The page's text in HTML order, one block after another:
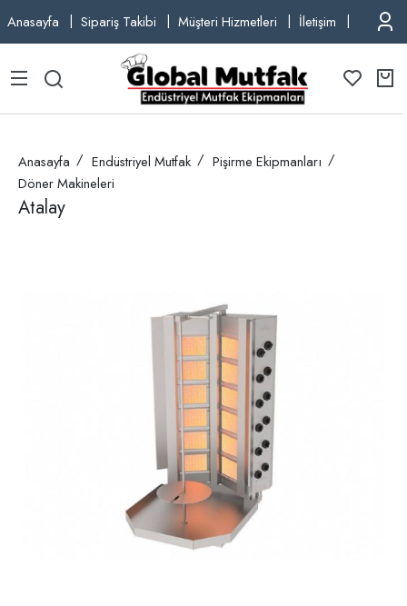
Anasayfa Sipariş Takibi Müşteri Hizmetleri İletişim TEL:
Anasayfa Endüstriyel Mutfak
Pişirme Ekipmanları
Döner Makineleri
Atalay